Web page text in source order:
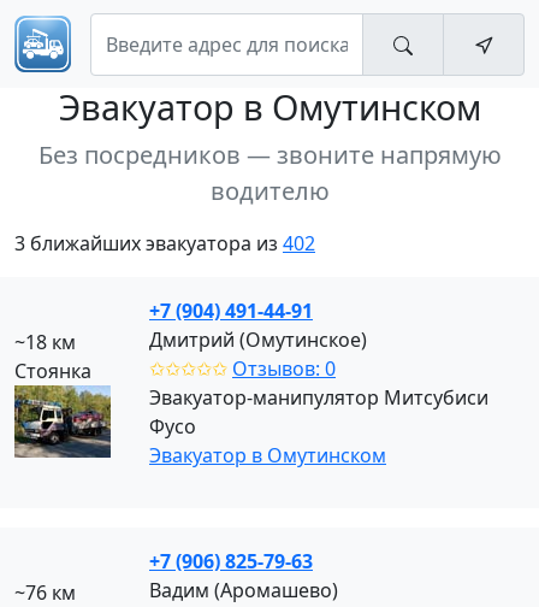
Эвакуатор в Омутинском
Без посредников — звоните напрямую
водителю
3 ближайших эвакуатора из 402
~18 км
Стоянка
+7 (904) 491-44-91
Дмитрий (Омутинское)
✩✩✩✩✩ Отзывов: 0
Эвакуатор-манипулятор Митсубиси
Фусо
Эвакуатор в Омутинском
~76 км
+7 (906) 825-79-63
Вадим (Аромашево)